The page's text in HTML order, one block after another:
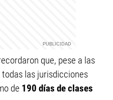
que, pese a las
las jurisdicciones
de 190 días de clases